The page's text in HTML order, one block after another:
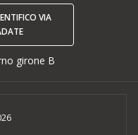
VIA
girone B